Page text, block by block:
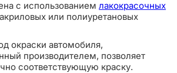
с использованием лакокрасочных
или полиуретановых
окраски автомобиля,
производителем, позволяет
соответствующую краску.